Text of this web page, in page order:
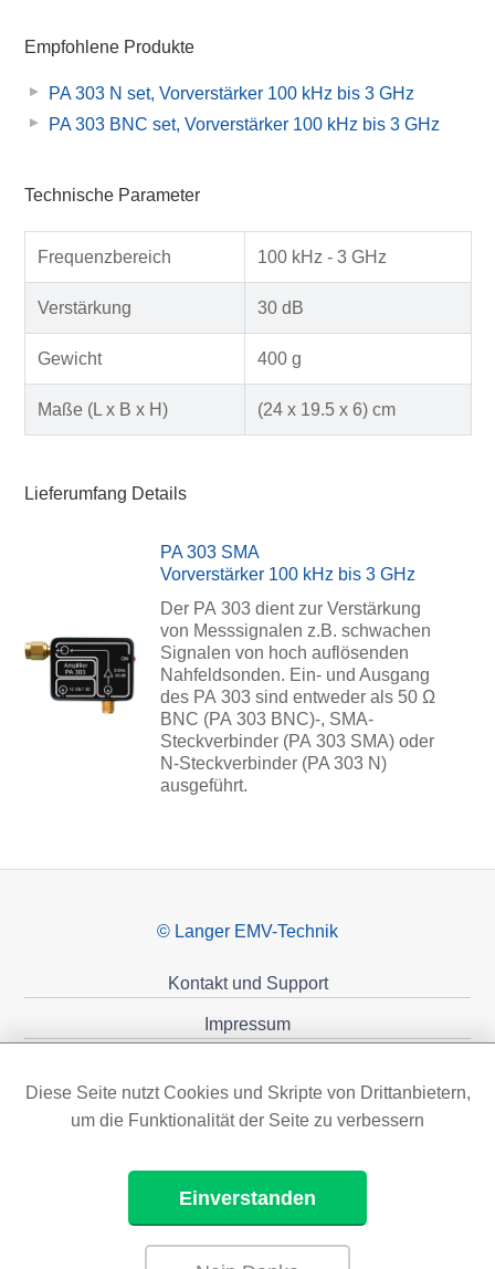
Empfohlene Produkte
PA 303 N set, Vorverstärker 100 kHz bis 3 GHz
PA 303 BNC set, Vorverstärker 100 kHz bis 3 GHz
Technische Parameter
Frequenzbereich 100 kHz - 3 GHz
Verstärkung 30 dB
Gewicht 400 g
Maße (L x B x H) (24 x 19.5 x 6) cm
Lieferumfang Details
PA 303 SMA
Vorverstärker 100 kHz bis 3 GHz
Der PA 303 dient zur Verstärkung
von Messsignalen z.B. schwachen
Signalen von hoch auflösenden
Nahfeldsonden. Ein- und Ausgang
des PA 303 sind entweder als 50 Ω
BNC (PA 303 BNC)-, SMA-
Steckverbinder (PA 303 SMA) oder
N-Steckverbinder (PA 303 N)
ausgeführt.
© Langer EMV-Technik
Kontakt und Support
Impressum
Diese Seite nutzt Cookies und Skripte von Drittanbietern,
um die Funktionalität der Seite zu verbessern
Einverstanden